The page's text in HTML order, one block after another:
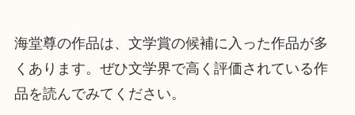
海堂尊の作品は、文学賞の候補に入った作品が多
くあります。ぜひ文学界で高く評価されている作
品を読んでみてください。